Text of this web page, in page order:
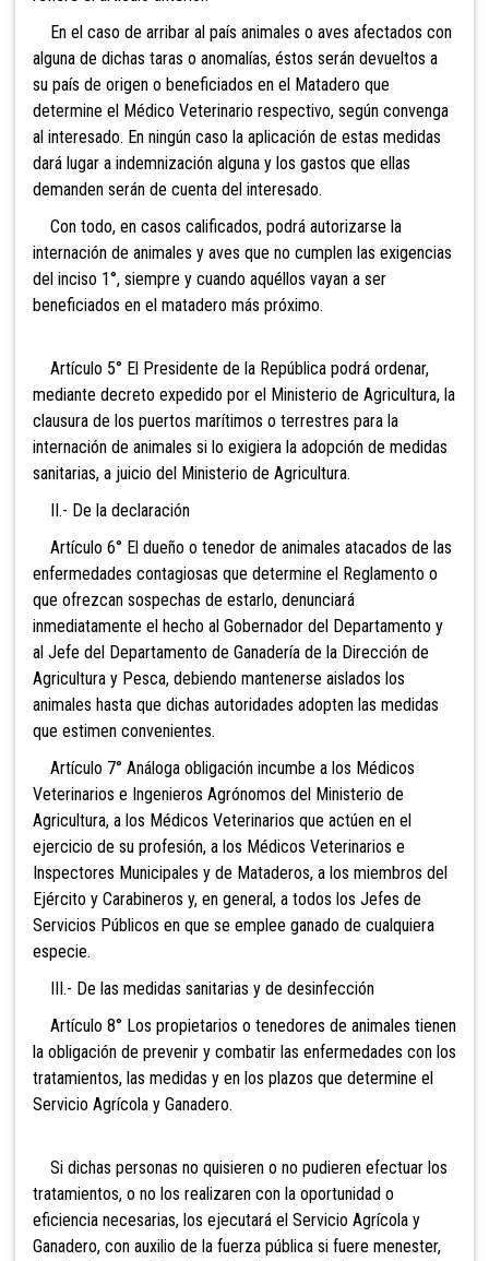
En el caso de arribar al país animales o aves afectados con
alguna de dichas taras o anomalías, éstos serán devueltos a
su país de origen o beneficiados en el Matadero que
determine el Médico Veterinario respectivo, según convenga
al interesado. En ningún caso la aplicación de estas medidas
dará lugar a indemnización alguna y los gastos que ellas
demanden serán de cuenta del interesado.
Con todo, en casos calificados, podrá autorizarse la
internación de animales y aves que no cumplen las exigencias
del inciso 1°, siempre y cuando aquéllos vayan a ser
beneficiados en el matadero más próximo.
Artículo 5° El Presidente de la República podrá ordenar,
mediante decreto expedido por el Ministerio de Agricultura, la
clausura de los puertos marítimos o terrestres para la
internación de animales si lo exigiera la adopción de medidas
sanitarias, a juicio del Ministerio de Agricultura.
II.- De la declaración
Artículo 6° El dueño o tenedor de animales atacados de las
enfermedades contagiosas que determine el Reglamento o
que ofrezcan sospechas de estarlo, denunciará
inmediatamente el hecho al Gobernador del Departamento y
al Jefe del Departamento de Ganadería de la Dirección de
Agricultura y Pesca, debiendo mantenerse aislados los
animales hasta que dichas autoridades adopten las medidas
que estimen convenientes.
Artículo 7° Análoga obligación incumbe a los Médicos
Veterinarios e Ingenieros Agrónomos del Ministerio de
Agricultura, a los Médicos Veterinarios que actúen en el
ejercicio de su profesión, a los Médicos Veterinarios e
Inspectores Municipales y de Mataderos, a los miembros del
Ejército y Carabineros y, en general, a todos los Jefes de
Servicios Públicos en que se emplee ganado de cualquiera
especie.
III.- De las medidas sanitarias y de desinfección
Artículo 8° Los propietarios o tenedores de animales tienen
la obligación de prevenir y combatir las enfermedades con los
tratamientos, las medidas y en los plazos que determine el
Servicio Agrícola y Ganadero.
Si dichas personas no quisieren o no pudieren efectuar los
tratamientos, o no los realizaren con la oportunidad o
eficiencia necesarias, los ejecutará el Servicio Agrícola y
Ganadero, con auxilio de la fuerza pública si fuere menester,